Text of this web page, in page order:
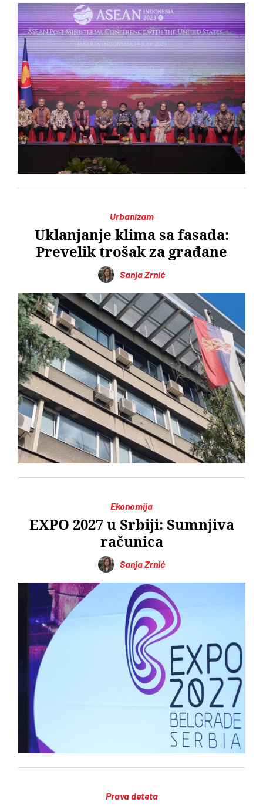
Urbanizam
Uklanjanje klima sa fasada:
Prevelik trošak za građane
Sanja Zrnić
Ekonomija
EXPO 2027 u Srbiji: Sumnjiva
računica
Sanja Zrnić
Prava deteta